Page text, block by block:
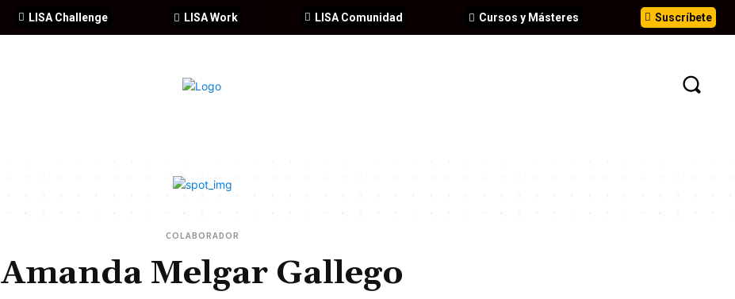
Suscríbete
Cursos y Másteres
LISA Comunidad
LISA Work
LISA Challenge
COLABORADOR
Amanda Melgar Gallego